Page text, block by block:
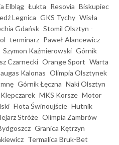
Elbląg Łukta Resovia Biskupiec
Legnica GKS Tychy Wisła
Gdańsk Stomil Olsztyn -
terminarz Paweł Alancewicz
Szymon Kaźmierowski Górnik
Czarnecki Orange Sport Warta
Kalonas Olimpia Olsztynek
Górnik Łęczna Naki Olsztyn
MKS Korsze Motor
Flota Świnoujście Hutnik
Stróże Olimpia Zambrów
Granica Kętrzyn
Termalica Bruk-Bet